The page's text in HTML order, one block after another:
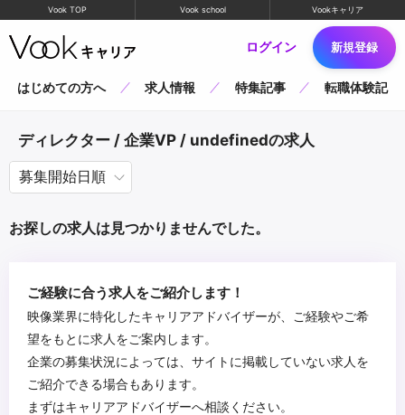
Vook TOP Vook school Vookキャリア
ログイン 新規登録
はじめての方へ 求人情報 特集記事 転職体験記
ディレクター / 企業VP / undefinedの求人
お探しの求人は見つかりませんでした。
ご経験に合う求人をご紹介します！
映像業界に特化したキャリアアドバイザーが、ご経験やご希
望をもとに求人をご案内します。
企業の募集状況によっては、サイトに掲載していない求人を
ご紹介できる場合もあります。
まずはキャリアアドバイザーへ相談ください。